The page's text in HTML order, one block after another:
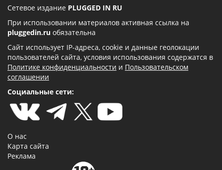
Сетевое издание PLUGGED IN RU
При использовании материалов активная ссылка на
pluggedin.ru обязательна
Сайт использует IP-адреса, cookie и данные геолокации
пользователей сайта, условия использования содержатся в
Политике конфиденциальности и Пользовательском
соглашении
Социальные сети:
О нас
Карта сайта
Реклама